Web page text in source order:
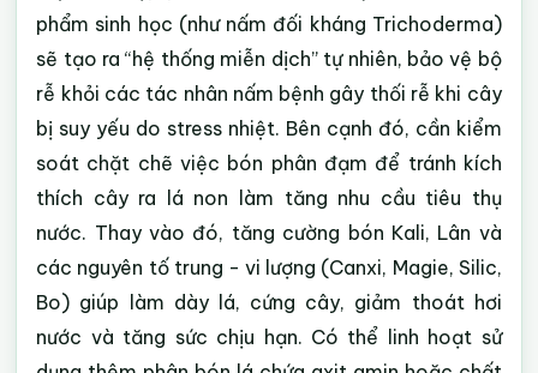
phẩm sinh học (như nấm đối kháng Trichoderma)
sẽ tạo ra “hệ thống miễn dịch” tự nhiên, bảo vệ bộ
rễ khỏi các tác nhân nấm bệnh gây thối rễ khi cây
bị suy yếu do stress nhiệt. Bên cạnh đó, cần kiểm
soát chặt chẽ việc bón phân đạm để tránh kích
thích cây ra lá non làm tăng nhu cầu tiêu thụ
nước. Thay vào đó, tăng cường bón Kali, Lân và
các nguyên tố trung - vi lượng (Canxi, Magie, Silic,
Bo) giúp làm dày lá, cứng cây, giảm thoát hơi
nước và tăng sức chịu hạn. Có thể linh hoạt sử